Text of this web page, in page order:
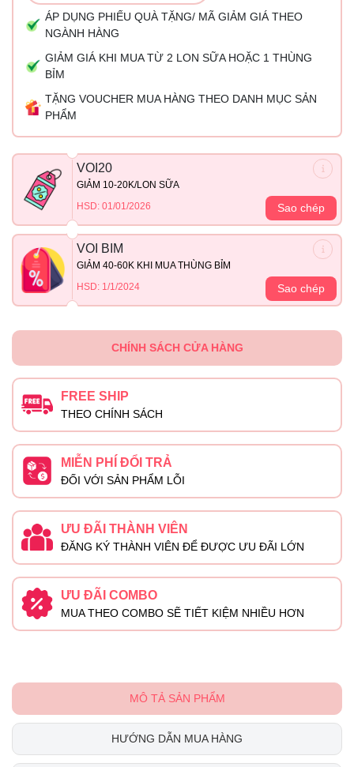
ÁP DỤNG PHIẾU QUÀ TẶNG/ MÃ GIẢM GIÁ THEO
NGÀNH HÀNG
GIẢM GIÁ KHI MUA TỪ 2 LON SỮA HOẶC 1 THÙNG
BỈM
TẶNG VOUCHER MUA HÀNG THEO DANH MỤC SẢN
PHẨM
VOI20
GIẢM 10-20K/LON SỮA
HSD: 01/01/2026
Sao chép
VOI BIM
GIẢM 40-60K KHI MUA THÙNG BỈM
HSD: 1/1/2024
Sao chép
CHÍNH SÁCH CỬA HÀNG
FREE SHIP
THEO CHÍNH SÁCH
MIỄN PHÍ ĐỔI TRẢ
ĐỐI VỚI SẢN PHẨM LỖI
ƯU ĐÃI THÀNH VIÊN
ĐĂNG KÝ THÀNH VIÊN ĐỂ ĐƯỢC ƯU ĐÃI LỚN
ƯU ĐÃI COMBO
MUA THEO COMBO SẼ TIẾT KIỆM NHIỀU HƠN
MÔ TẢ SẢN PHẨM
HƯỚNG DẪN MUA HÀNG